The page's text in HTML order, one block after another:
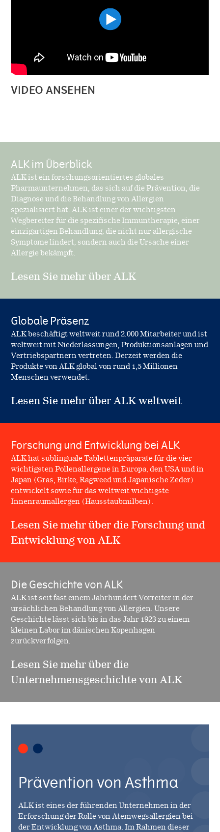
VIDEO ANSEHEN
ALK im Überblick
ALK ist ein forschungsorientiertes globales
Pharmaunternehmen, das sich auf die Prävention, die
Diagnose und die Behandlung von Allergien
spezialisiert hat. ALK ist einer der wichtigsten
Wegbereiter für die spezifische Immuntherapie, einer
einzigartigen Behandlung, die nicht nur allergische
Symptome lindert, sondern auch die Ursache einer
Allergie bekämpft.
Lesen Sie mehr über ALK
Globale Präsenz
ALK beschäftigt weltweit rund 2.000 Mitarbeiter und ist
weltweit mit Niederlassungen, Produktionsanlagen und
Vertriebspartnern vertreten. Derzeit werden die
Produkte von ALK global von rund 1,5 Millionen
Menschen verwendet.
Lesen Sie mehr über ALK weltweit
Forschung und Entwicklung bei ALK
ALK hat sublinguale Tablettenpräparate für die vier
wichtigsten Pollenallergene in Europa, den USA und in
Japan (Gras, Birke, Ragweed und Japanische Zeder)
entwickelt sowie für das weltweit wichtigste
Innenraumallergen (Hausstaubmilben).
Lesen Sie mehr über die Forschung und
Entwicklung von ALK
Die Geschichte von ALK
ALK ist seit fast einem Jahrhundert Vorreiter in der
ursächlichen Behandlung von Allergien. Unsere
Geschichte lässt sich bis in das Jahr 1923 zu einem
kleinen Labor im dänischen Kopenhagen
zurückverfolgen.
Lesen Sie mehr über die
Unternehmensgeschichte von ALK
Prävention von Asthma
ALK ist eines der führenden Unternehmen in der
Erforschung der Rolle von Atemwegsallergien bei
der Entwicklung von Asthma. Im Rahmen dieser